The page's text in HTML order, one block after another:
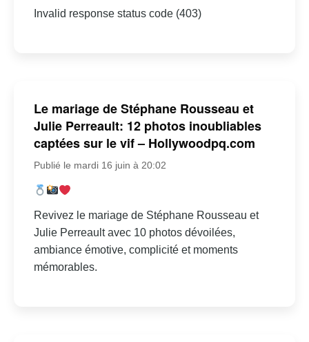
Invalid response status code (403)
Le mariage de Stéphane Rousseau et
Julie Perreault: 12 photos inoubliables
captées sur le vif – Hollywoodpq.com
Publié le mardi 16 juin à 20:02
Revivez le mariage de Stéphane Rousseau et
Julie Perreault avec 10 photos dévoilées,
ambiance émotive, complicité et moments
mémorables.